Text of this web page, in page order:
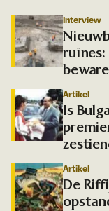
Interview
ruïnes:
Artikel
Is
Artikel
De